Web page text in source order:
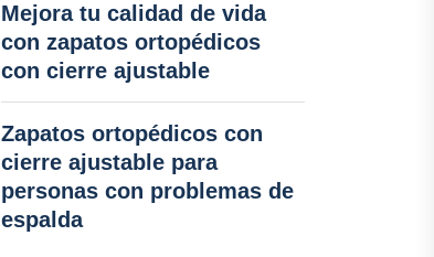
Mejora tu calidad de vida
con zapatos ortopédicos
con cierre ajustable
Zapatos ortopédicos con
cierre ajustable para
personas con problemas de
espalda